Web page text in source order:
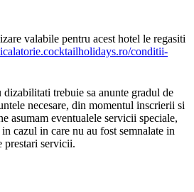
valabile pentru acest hotel le regasiti
conditii-
dizabilitati trebuie sa anunte gradul de
necesare, din momentul inscrierii si
asumam eventualele servicii speciale,
cazul in care nu au fost semnalate in
prestari servicii.